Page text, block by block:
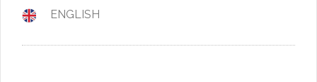
ENGLISH